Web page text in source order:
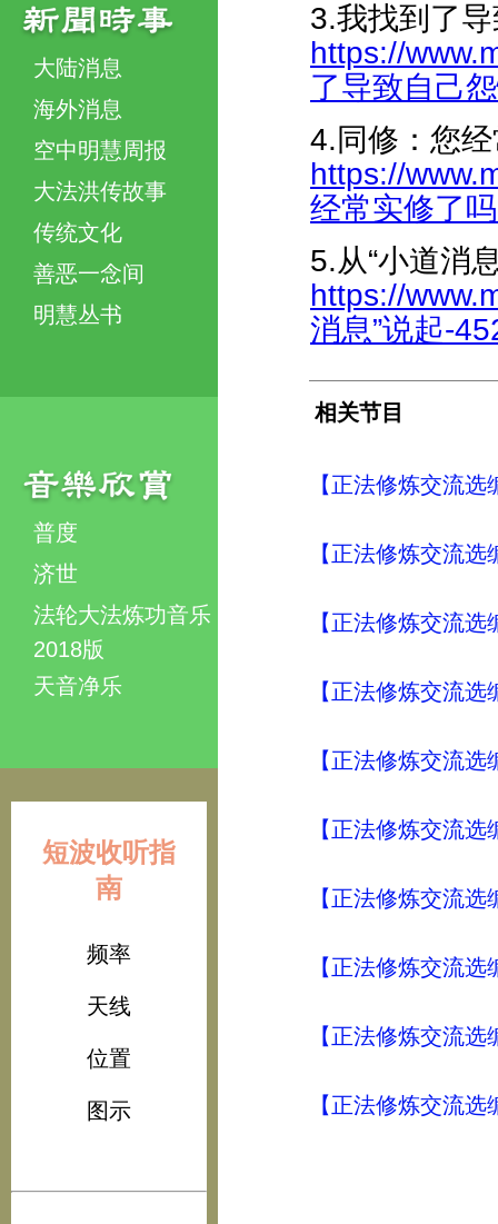
大陆消息
海外消息
空中明慧周报
大法洪传故事
传统文化
善恶一念间
明慧丛书
普度
济世
法轮大法炼功音乐
2018版
天音净乐
短波收听指
南
频率
天线
位置
图示
3.我找到了
https://
了导致自己
4.同修：您
https://
经常实修了
5.从“小道消
https://
消息”说起-
相关节目
【正法修炼交流
【正法修炼交流
【正法修炼交流
【正法修炼交流
【正法修炼交流
【正法修炼交流
【正法修炼交流
【正法修炼交流
【正法修炼交流
【正法修炼交流